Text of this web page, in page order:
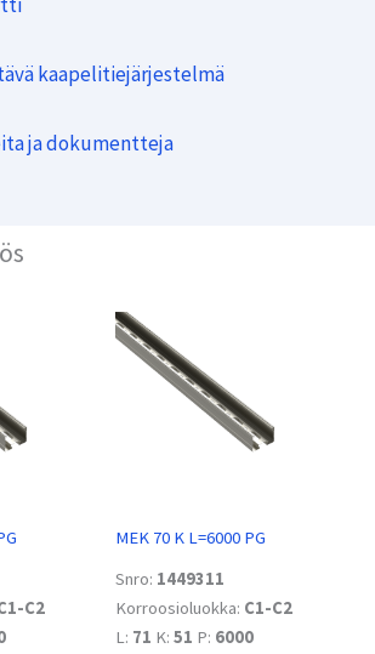
kaapelitiejärjestelmä
ja dokumentteja
C2
MEK 70 K L=6000 PG
Snro: 1449311
Korroosioluokka: C1-C2
L: 71 K: 51 P: 6000